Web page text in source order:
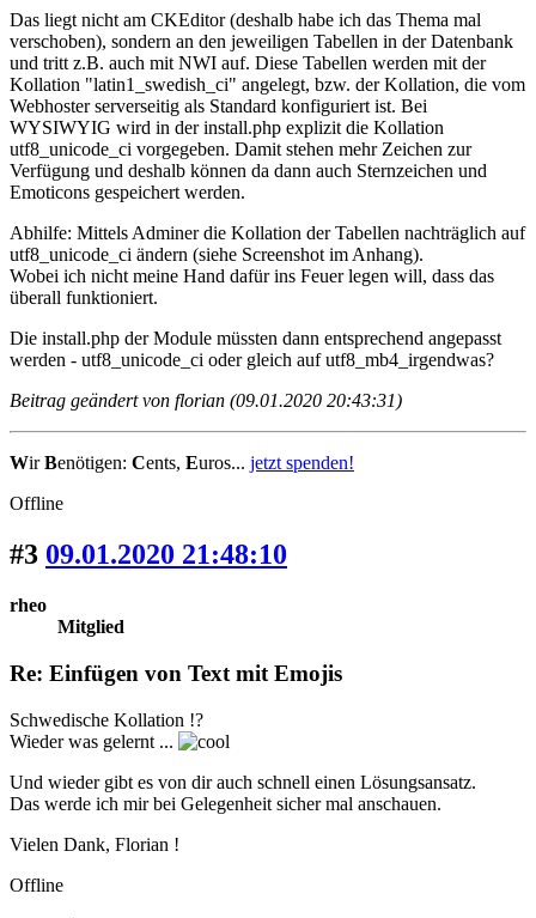
Das liegt nicht am CKEditor (deshalb habe ich das Thema mal
verschoben), sondern an den jeweiligen Tabellen in der Datenbank
und tritt z.B. auch mit NWI auf. Diese Tabellen werden mit der
Kollation "latin1_swedish_ci" angelegt, bzw. der Kollation, die vom
Webhoster serverseitig als Standard konfiguriert ist. Bei
WYSIWYIG wird in der install.php explizit die Kollation
utf8_unicode_ci vorgegeben. Damit stehen mehr Zeichen zur
Verfügung und deshalb können da dann auch Sternzeichen und
Emoticons gespeichert werden.
Abhilfe: Mittels Adminer die Kollation der Tabellen nachträglich auf
utf8_unicode_ci ändern (siehe Screenshot im Anhang).
Wobei ich nicht meine Hand dafür ins Feuer legen will, dass das
überall funktioniert.
Die install.php der Module müssten dann entsprechend angepasst
werden - utf8_unicode_ci oder gleich auf utf8_mb4_irgendwas?
Beitrag geändert von florian (09.01.2020 20:43:31)
WirBenötigen: Cents, Euros... jetzt spenden!
Offline
#3 09.01.2020 21:48:10
rheo
Mitglied
Re: Einfügen von Text mit Emojis
Schwedische Kollation !?
Wieder was gelernt ...
Und wieder gibt es von dir auch schnell einen Lösungsansatz.
Das werde ich mir bei Gelegenheit sicher mal anschauen.
Vielen Dank, Florian !
Offline